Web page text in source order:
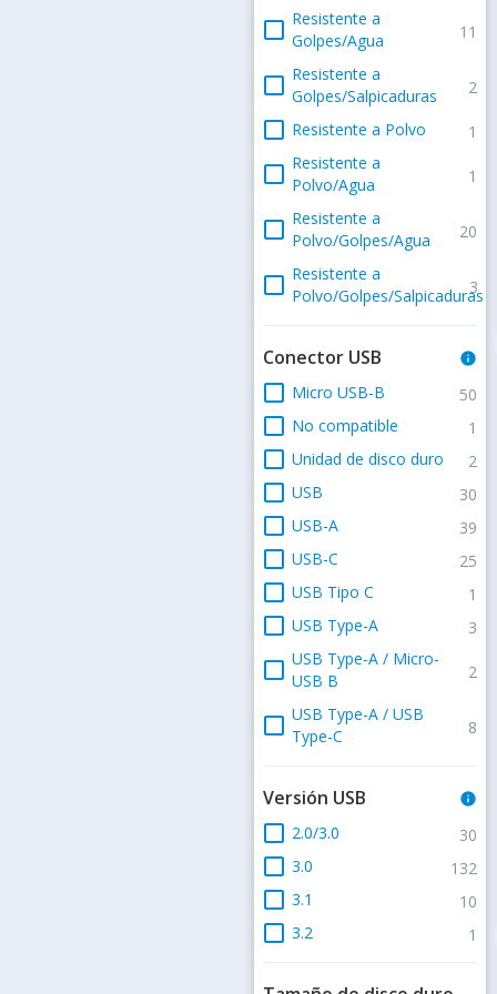
check_box_outline_blank Resistente a
Golpes/Agua
11
check_box_outline_blank Resistente a
Golpes/Salpicaduras
2
check_box_outline_blank Resistente a Polvo 1
check_box_outline_blank Resistente a
Polvo/Agua
1
check_box_outline_blank Resistente a
Polvo/Golpes/Agua
20
check_box_outline_blank Resistente a
Polvo/Golpes/Salpicaduras
3
Conector USB info
check_box_outline_blank Micro USB-B 50
check_box_outline_blank No compatible 1
check_box_outline_blank Unidad de disco duro 2
check_box_outline_blank USB 30
check_box_outline_blank USB-A 39
check_box_outline_blank USB-C 25
check_box_outline_blank USB Tipo C 1
check_box_outline_blank USB Type-A 3
check_box_outline_blank USB Type-A / Micro-
USB B
2
check_box_outline_blank USB Type-A / USB
Type-C
8
Versión USB info
check_box_outline_blank 2.0/3.0 30
check_box_outline_blank 3.0 132
check_box_outline_blank 3.1 10
check_box_outline_blank 3.2 1